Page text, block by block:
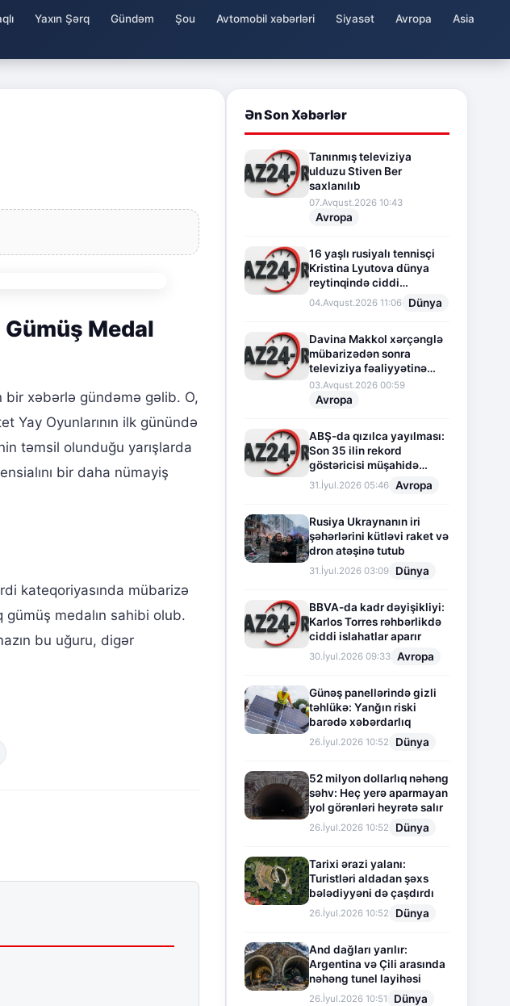
Yaxın Şərq Gündəm Şou Avtomobil xəbərləri Siyasət Avropa
Asia
Medal
xəbərlə gündəmə gəlib. O,
Yay Oyunlarının ilk günündə
təmsil olunduğu yarışlarda
bir daha nümayiş
kateqoriyasında mübarizə
medalın sahibi olub.
bu uğuru, digər
Ən Son Xəbərlər
Tanınmış televiziya
ulduzu Stiven Ber
saxlanılıb
07.Avqust.2026 10:43
Avropa
16 yaşlı rusiyalı tennisçi
Kristina Lyutova dünya
reytinqində ciddi
irəliləyişə imza atdı
04.Avqust.2026 11:06 Dünya
Davina Makkol xərçənglə
mübarizədən sonra
televiziya fəaliyyətinə
fasilə verir
03.Avqust.2026 00:59
Avropa
ABŞ-da qızılca yayılması:
Son 35 ilin rekord
göstəricisi müşahidə
olunur
31.İyul.2026 05:46 Avropa
Rusiya Ukraynanın iri
şəhərlərini kütləvi raket və
dron atəşinə tutub
31.İyul.2026 03:09 Dünya
BBVA-da kadr dəyişikliyi:
Karlos Torres rəhbərlikdə
ciddi islahatlar aparır
30.İyul.2026 09:33 Avropa
Günəş panellərində gizli
təhlükə: Yanğın riski
barədə xəbərdarlıq
26.İyul.2026 10:52 Dünya
52 milyon dollarlıq nəhəng
səhv: Heç yerə aparmayan
yol görənləri heyrətə salır
26.İyul.2026 10:52 Dünya
Tarixi ərazi yalanı:
Turistləri aldadan şəxs
bələdiyyəni də çaşdırdı
26.İyul.2026 10:52 Dünya
And dağları yarılır:
Argentina və Çili arasında
nəhəng tunel layihəsi
26.İyul.2026 10:51 Dünya